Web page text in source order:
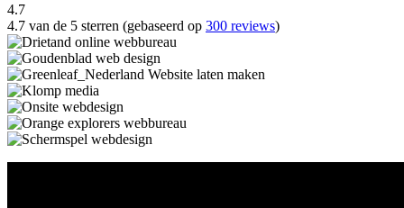
4.7
4.7 van de 5 sterren (gebaseerd op 300 reviews)